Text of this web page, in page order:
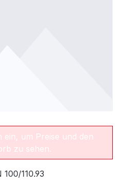
ein, um Preise und den
zu sehen.
100/110.93